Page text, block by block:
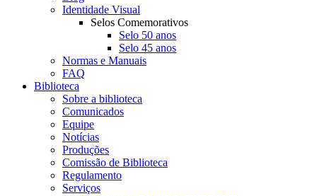
Identidade Visual
Selos Comemorativos
Selo 50 anos
Selo 45 anos
Normas e Manuais
FAQ
Biblioteca
Sobre a biblioteca
Comunicados
Equipe
Notícias
Produções
Comissão de Biblioteca
Regulamento
Serviços